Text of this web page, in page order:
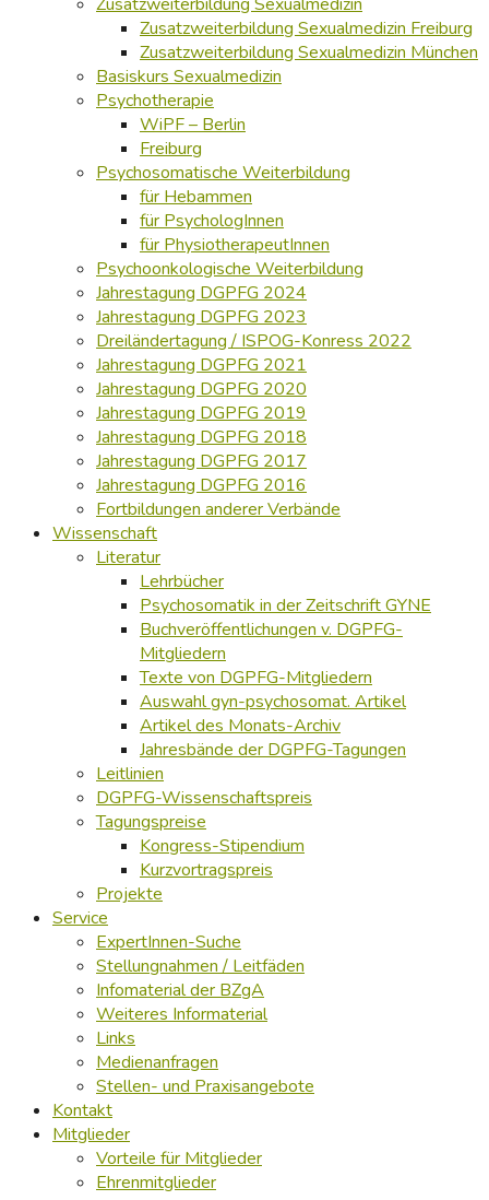
Zusatzweiterbildung Sexualmedizin Freiburg
Zusatzweiterbildung Sexualmedizin München
Basiskurs Sexualmedizin
Psychotherapie
WiPF – Berlin
Freiburg
Psychosomatische Weiterbildung
für Hebammen
für PsychologInnen
für PhysiotherapeutInnen
Psychoonkologische Weiterbildung
Jahrestagung DGPFG 2024
Jahrestagung DGPFG 2023
Dreiländertagung / ISPOG-Konress 2022
Jahrestagung DGPFG 2021
Jahrestagung DGPFG 2020
Jahrestagung DGPFG 2019
Jahrestagung DGPFG 2018
Jahrestagung DGPFG 2017
Jahrestagung DGPFG 2016
Fortbildungen anderer Verbände
Wissenschaft
Literatur
Lehrbücher
Psychosomatik in der Zeitschrift GYNE
Buchveröffentlichungen v. DGPFG-
Mitgliedern
Texte von DGPFG-Mitgliedern
Auswahl gyn-psychosomat. Artikel
Artikel des Monats-Archiv
Jahresbände der DGPFG-Tagungen
Leitlinien
DGPFG-Wissenschaftspreis
Tagungspreise
Kongress-Stipendium
Kurzvortragspreis
Projekte
Service
ExpertInnen-Suche
Stellungnahmen / Leitfäden
Infomaterial der BZgA
Weiteres Informaterial
Links
Medienanfragen
Stellen- und Praxisangebote
Kontakt
Mitglieder
Vorteile für Mitglieder
Ehrenmitglieder